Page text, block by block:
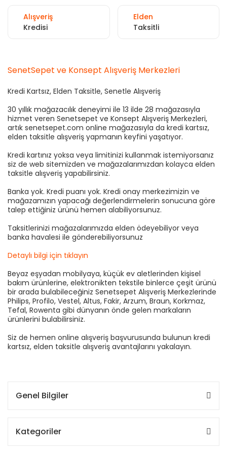
Alışveriş
Kredisi
Elden
Taksitli
SenetSepet ve Konsept Alışveriş Merkezleri
Kredi Kartsız, Elden Taksitle, Senetle Alışveriş
30 yıllık mağazacılık deneyimi ile 13 ilde 28 mağazasıyla
hizmet veren Senetsepet ve Konsept Alışveriş Merkezleri,
artık senetsepet.com online mağazasıyla da kredi kartsız,
elden taksitle alışveriş yapmanın keyfini yaşatıyor.
Kredi kartınız yoksa veya limitinizi kullanmak istemiyorsanız
siz de web sitemizden ve mağazalarımızdan kolayca elden
taksitle alışveriş yapabilirsiniz.
Banka yok. Kredi puanı yok. Kredi onay merkezimizin ve
mağazamızın yapacağı değerlendirmelerin sonucuna göre
talep ettiğiniz ürünü hemen alabiliyorsunuz.
Taksitlerinizi mağazalarımızda elden ödeyebiliyor veya
banka havalesi ile gönderebiliyorsunuz
Detaylı bilgi için tıklayın
Beyaz eşyadan mobilyaya, küçük ev aletlerinden kişisel
bakım ürünlerine, elektronikten tekstile binlerce çeşit ürünü
bir arada bulabileceğiniz Senetsepet Alışveriş Merkezlerinde
Philips, Profilo, Vestel, Altus, Fakir, Arzum, Braun, Korkmaz,
Tefal, Rowenta gibi dünyanın önde gelen markaların
ürünlerini bulabilirsiniz.
Siz de hemen online alışveriş başvurusunda bulunun kredi
kartsız, elden taksitle alışveriş avantajlarını yakalayın.
Genel Bilgiler
Kategoriler